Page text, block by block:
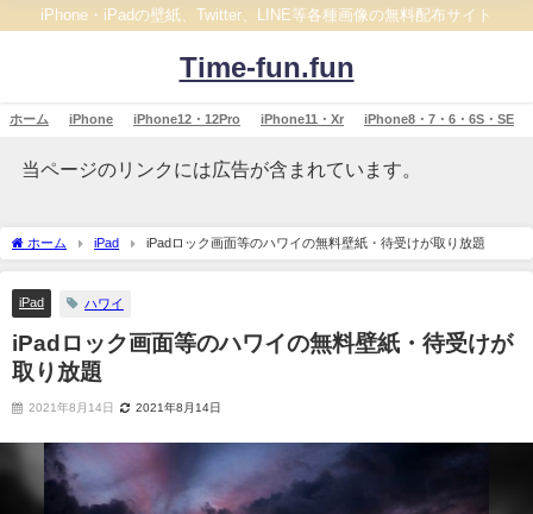
iPhone・iPadの壁紙、Twitter、LINE等各種画像の無料配布サイト
Time-fun.fun
ホーム iPhone iPhone12・12Pro iPhone11・Xr iPhone8・7・6・6S・SE
当ページのリンクには広告が含まれています。
ホーム iPad iPadロック画面等のハワイの無料壁紙・待受けが取り放題
iPad ハワイ
iPadロック画面等のハワイの無料壁紙・待受けが
取り放題
2021年8月14日 2021年8月14日